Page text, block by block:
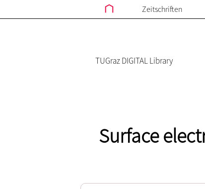
Zeitschriften
TUGraz DIGITAL Library
Surface